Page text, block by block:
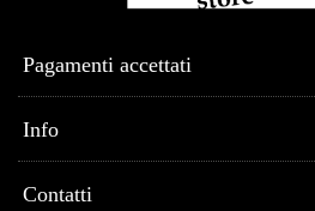
Pagamenti accettati
Info
Contatti